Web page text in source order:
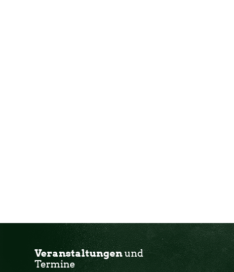
Veranstaltungenund
Termine